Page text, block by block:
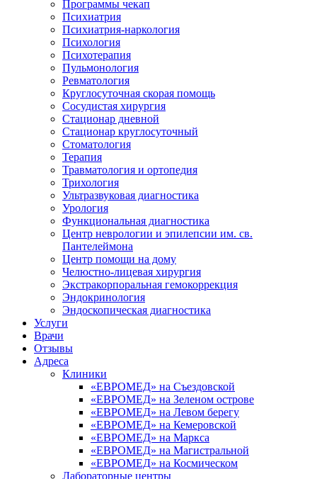
Программы чекап
Психиатрия
Психиатрия-наркология
Психология
Психотерапия
Пульмонология
Ревматология
Круглосуточная скорая помощь
Сосудистая хирургия
Стационар дневной
Стационар круглосуточный
Стоматология
Терапия
Травматология и ортопедия
Трихология
Ультразвуковая диагностика
Урология
Функциональная диагностика
Центр неврологии и эпилепсии им. св.
Пантелеймона
Центр помощи на дому
Челюстно-лицевая хирургия
Экстракорпоральная гемокоррекция
Эндокринология
Эндоскопическая диагностика
Услуги
Врачи
Отзывы
Адреса
Клиники
«ЕВРОМЕД» на Съездовской
«ЕВРОМЕД» на Зеленом острове
«ЕВРОМЕД» на Левом берегу
«ЕВРОМЕД» на Кемеровской
«ЕВРОМЕД» на Маркса
«ЕВРОМЕД» на Магистральной
«ЕВРОМЕД» на Космическом
Лабораторные центры